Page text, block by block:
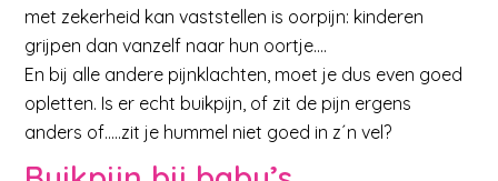
met zekerheid kan vaststellen is oorpijn: kinderen
grijpen dan vanzelf naar hun oortje….
En bij alle andere pijnklachten, moet je dus even goed
opletten. Is er echt buikpijn, of zit de pijn ergens
anders of…..zit je hummel niet goed in z´n vel?